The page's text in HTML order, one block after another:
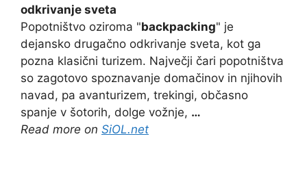
odkrivanje sveta
Popotništvo oziroma "backpacking" je
dejansko drugačno odkrivanje sveta, kot ga
pozna klasični turizem. Največji čari popotništva
so zagotovo spoznavanje domačinov in njihovih
navad, pa avanturizem, trekingi, občasno
spanje v šotorih, dolge vožnje, …
Read more on SiOL.net